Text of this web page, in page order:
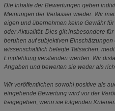
Die Inhalte der Bewertungen geben
Meinungen der Verfasser wieder. Wir
eigen und übernehmen keine Gewähr
oder Aktualität. Dies gilt insbesondere
beruhen auf subjektiven
wissenschaftlich belegte Tatsachen,
Empfehlung verstanden werden. Wir
Angaben und bewerten sie weder als
Wir veröffentlichen sowohl positive als
eingehende Bewertung wird vor der
freigegeben, wenn sie folgenden